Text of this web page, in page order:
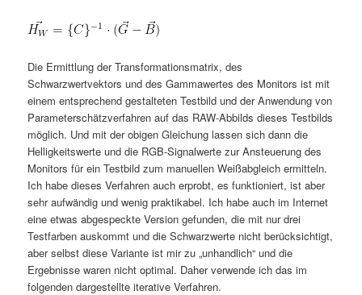
Die Ermittlung der Transformationsmatrix, des
Schwarzwertvektors und des Gammawertes des Monitors ist mit
einem entsprechend gestalteten Testbild und der Anwendung von
Parameterschätzverfahren auf das RAW-Abbilds dieses Testbilds
möglich. Und mit der obigen Gleichung lassen sich dann die
Helligkeitswerte und die RGB-Signalwerte zur Ansteuerung des
Monitors für ein Testbild zum manuellen Weißabgleich ermitteln.
Ich habe dieses Verfahren auch erprobt, es funktioniert, ist aber
sehr aufwändig und wenig praktikabel. Ich habe auch im Internet
eine etwas abgespeckte Version gefunden, die mit nur drei
Testfarben auskommt und die Schwarzwerte nicht berücksichtigt,
aber selbst diese Variante ist mir zu „unhandlich“ und die
Ergebnisse waren nicht optimal. Daher verwende ich das im
folgenden dargestellte iterative Verfahren.